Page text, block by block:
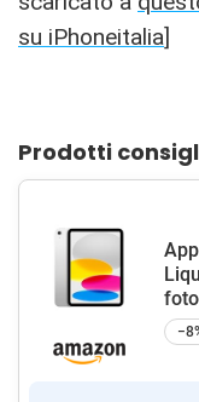
su iPhoneitalia]
Prodotti